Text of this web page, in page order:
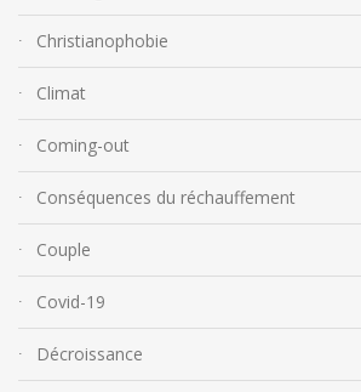
Christianophobie
Climat
Coming-out
Conséquences du réchauffement
Couple
Covid-19
Décroissance